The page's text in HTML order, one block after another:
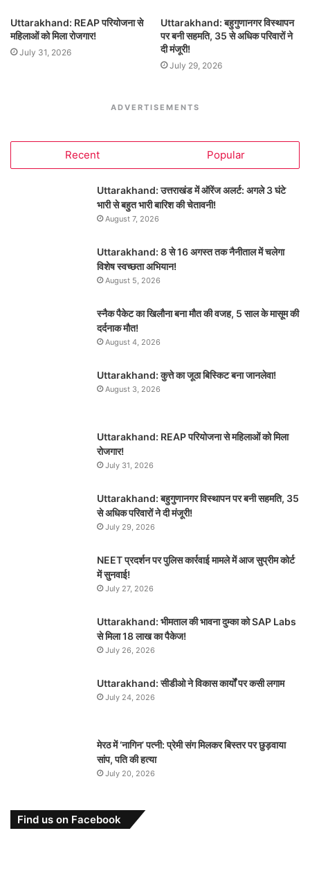
Uttarakhand: REAP परियोजना से
महिलाओं को मिला रोजगार!
July 31, 2026
Uttarakhand: बहुगुणानगर विस्थापन
पर बनी सहमति, 35 से अधिक परिवारों ने
दी मंजूरी!
July 29, 2026
ADVERTISEMENTS
Recent Popular
Uttarakhand: उत्तराखंड में ऑरेंज अलर्ट: अगले 3 घंटे
भारी से बहुत भारी बारिश की चेतावनी!
August 7, 2026
Uttarakhand: 8 से 16 अगस्त तक नैनीताल में चलेगा
विशेष स्वच्छता अभियान!
August 5, 2026
स्नैक पैकेट का खिलौना बना मौत की वजह, 5 साल के मासूम की
दर्दनाक मौत!
August 4, 2026
Uttarakhand: कुत्ते का जूठा बिस्किट बना जानलेवा!
August 3, 2026
Uttarakhand: REAP परियोजना से महिलाओं को मिला
रोजगार!
July 31, 2026
Uttarakhand: बहुगुणानगर विस्थापन पर बनी सहमति, 35
से अधिक परिवारों ने दी मंजूरी!
July 29, 2026
NEET प्रदर्शन पर पुलिस कार्रवाई मामले में आज सुप्रीम कोर्ट
में सुनवाई!
July 27, 2026
Uttarakhand: भीमताल की भावना दुम्का को SAP Labs
से मिला 18 लाख का पैकेज!
July 26, 2026
Uttarakhand: सीडीओ ने विकास कार्यों पर कसी लगाम
July 24, 2026
मेरठ में ‘नागिन’ पत्नी: प्रेमी संग मिलकर बिस्तर पर छुड़वाया
सांप, पति की हत्या
July 20, 2026
Find us on Facebook